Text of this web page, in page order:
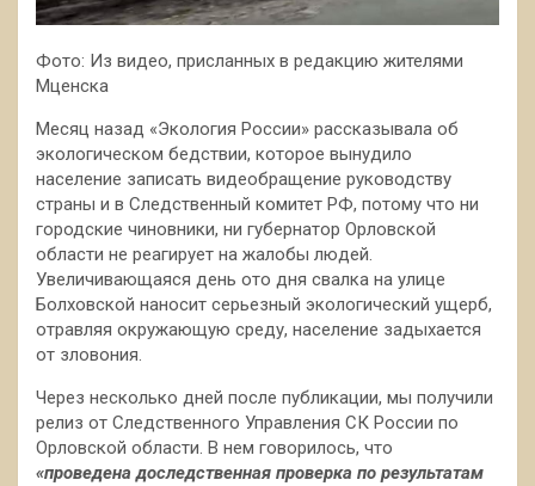
Фото: Из видео, присланных в редакцию жителями
Мценска
Месяц назад «Экология России» рассказывала об
экологическом бедствии, которое вынудило
население записать видеобращение руководству
страны и в Следственный комитет РФ, потому что ни
городские чиновники, ни губернатор Орловской
области не реагирует на жалобы людей.
Увеличивающаяся день ото дня свалка на улице
Болховской наносит серьезный экологический ущерб,
отравляя окружающую среду, население задыхается
от зловония.
Через несколько дней после публикации, мы получили
релиз от Следственного Управления СК России по
Орловской области. В нем говорилось, что
«проведена доследственная проверка по результатам